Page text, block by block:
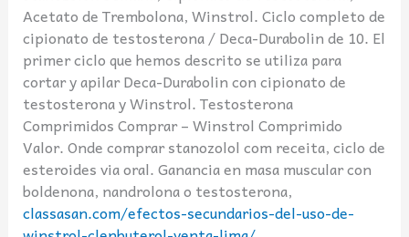
Acetato de Trembolona, Winstrol. Ciclo completo de
cipionato de testosterona / Deca-Durabolin de 10. El
primer ciclo que hemos descrito se utiliza para
cortar y apilar Deca-Durabolin con cipionato de
testosterona y Winstrol. Testosterona
Comprimidos Comprar – Winstrol Comprimido
Valor. Onde comprar stanozolol com receita, ciclo de
esteroides via oral. Ganancia en masa muscular con
boldenona, nandrolona o testosterona,
classasan.com/efectos-secundarios-del-uso-de-